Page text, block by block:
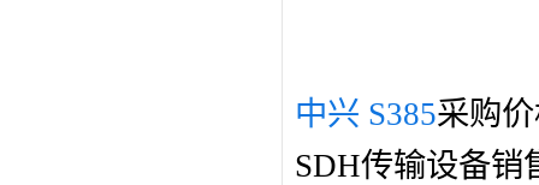
中兴 S385采购
SDH传输设备销